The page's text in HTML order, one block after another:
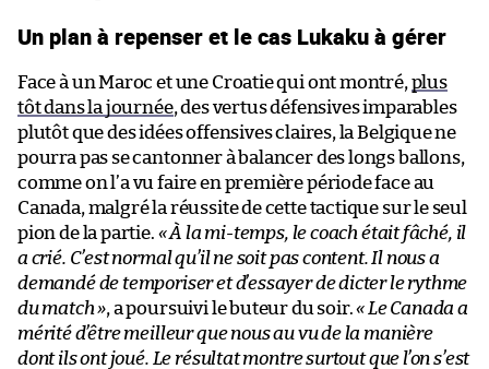
Un plan à repenser et le cas Lukaku à gérer
Face à un Maroc et une Croatie qui ont montré, plus
tôt dans la journée, des vertus défensives imparables
plutôt que des idées offensives claires, la Belgique ne
pourra pas se cantonner à balancer des longs ballons,
comme on l’a vu faire en première période face au
Canada, malgré la réussite de cette tactique sur le seul
pion de la partie. « À la mi-temps, le coach était fâché, il
a crié. C’est normal qu’il ne soit pas content. Il nous a
demandé de temporiser et d’essayer de dicter le rythme
du match », a poursuivi le buteur du soir.« Le Canada a
mérité d’être meilleur que nous au vu de la manière
dont ils ont joué. Le résultat montre surtout que l’on s’est